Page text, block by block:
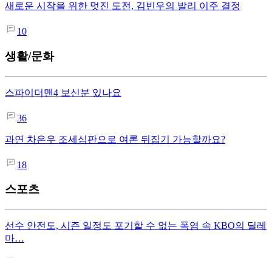
새로운 시작을 위한 멋진 도전, 김빈우의 발리 이주 결정
10
생활/문화
스파이더맨4 보신분 있나요
36
과연 차은우 조세심판으로 여론 뒤집기 가능할까요?
18
스포츠
선수 안전도, 시즌 일정도 포기할 수 없는 폭염 속 KBO의 딜레
마…